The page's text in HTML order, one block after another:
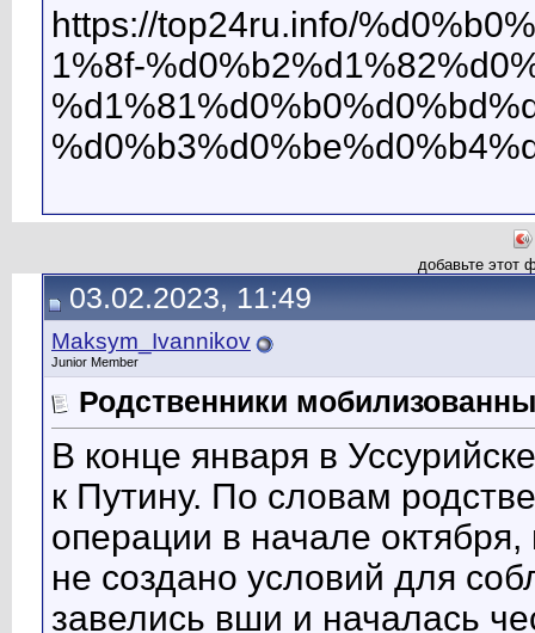
https://top24ru.info/
1%8f-
добавьте этот
03.02.2023, 11:49
Maksym_Ivannikov
Junior Member
Родственники
В конце января в
к Путину. По словам
операции в начале
не создано условий для
завелись вши и началась